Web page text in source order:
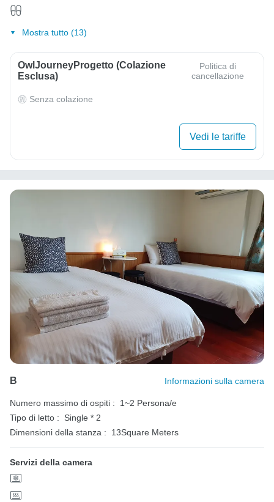
Mostra tutto (13)
OwlJourneyProgetto (colazione
Esclusa)
Politica di
cancellazione
Senza colazione
Vedi le tariffe
B Informazioni sulla camera
Numero massimo di ospiti :
1~2 Persona/e
Tipo di letto :
Single * 2
Dimensioni della stanza :
13Square Meters
Servizi della camera